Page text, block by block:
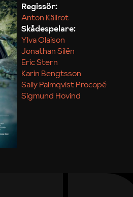
Regissör:
Anton Källrot
Skådespelare:
Ylva Olaison
Jonathan Silén
Eric Stern
Karin Bengtsson
Sally Palmqvist Procopé
Sigmund Hovind